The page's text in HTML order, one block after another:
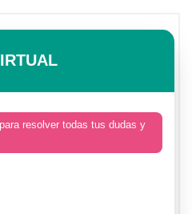
resolver todas tus dudas y